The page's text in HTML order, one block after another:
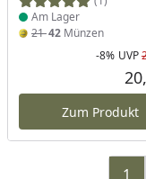
Am Lager
2142 Münzen
-8% UVP
Zum Produkt
1